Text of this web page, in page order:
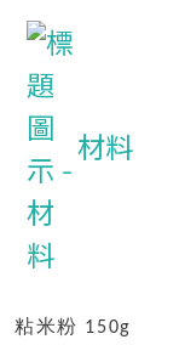
材料
粘米粉 150g